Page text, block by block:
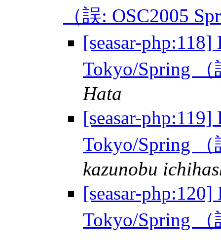
（誤: OSC2005
[seasar-
Tokyo/Spring
Hata
[seasar-
Tokyo/Spring
kazunobu
[seasar-
Tokyo/Spring